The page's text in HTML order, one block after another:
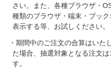
さい。また、各種ブラウザ・
種類のブラウザ・端末・ブッ
表示する等、お試しください。
・期間中のご注文の合算はい
た場合、抽選対象となる注文
す。